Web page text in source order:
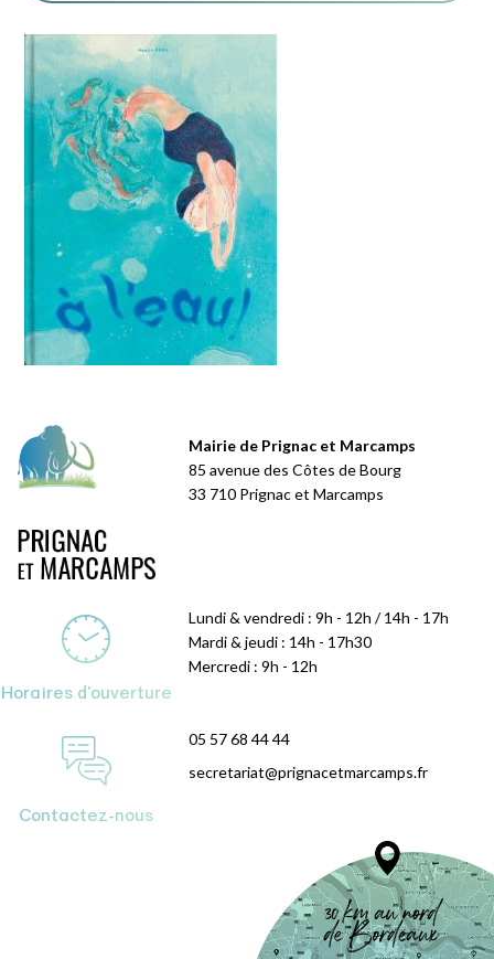
Mairie de Prignac et Marcamps
85 avenue des Côtes de Bourg
33 710 Prignac et Marcamps
Horaires d'ouverture
Lundi & vendredi : 9h - 12h / 14h - 17h
Mardi & jeudi : 14h - 17h30
Mercredi : 9h - 12h
Contactez-nous
05 57 68 44 44
secretariat@prignacetmarcamps.fr